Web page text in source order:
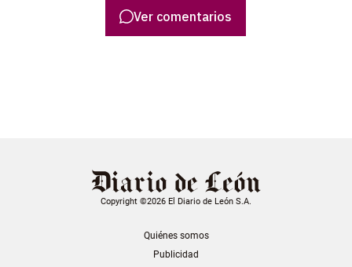
Ver comentarios
Copyright ©2026 El Diario de León S.A.
Quiénes somos
Publicidad